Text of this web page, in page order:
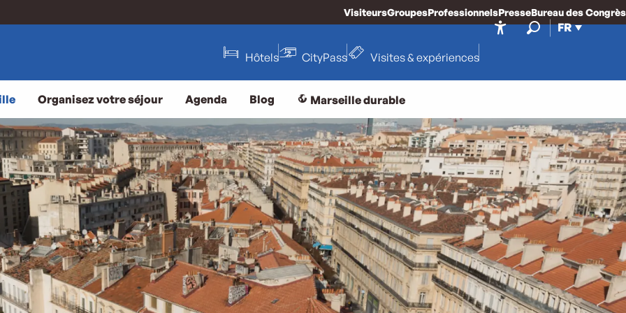
FR
VisiteursGroupesProfessionnelsPresseBureau des Congrès
Hôtels CityPass Visites & expériences
Organisez votre séjour Agenda Blog Marseille durable